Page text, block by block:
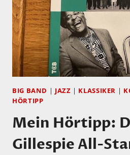
BIG BAND | JAZZ | KLASSIKER |
HÖRTIPP
Mein Hörtipp:
Gillespie All-